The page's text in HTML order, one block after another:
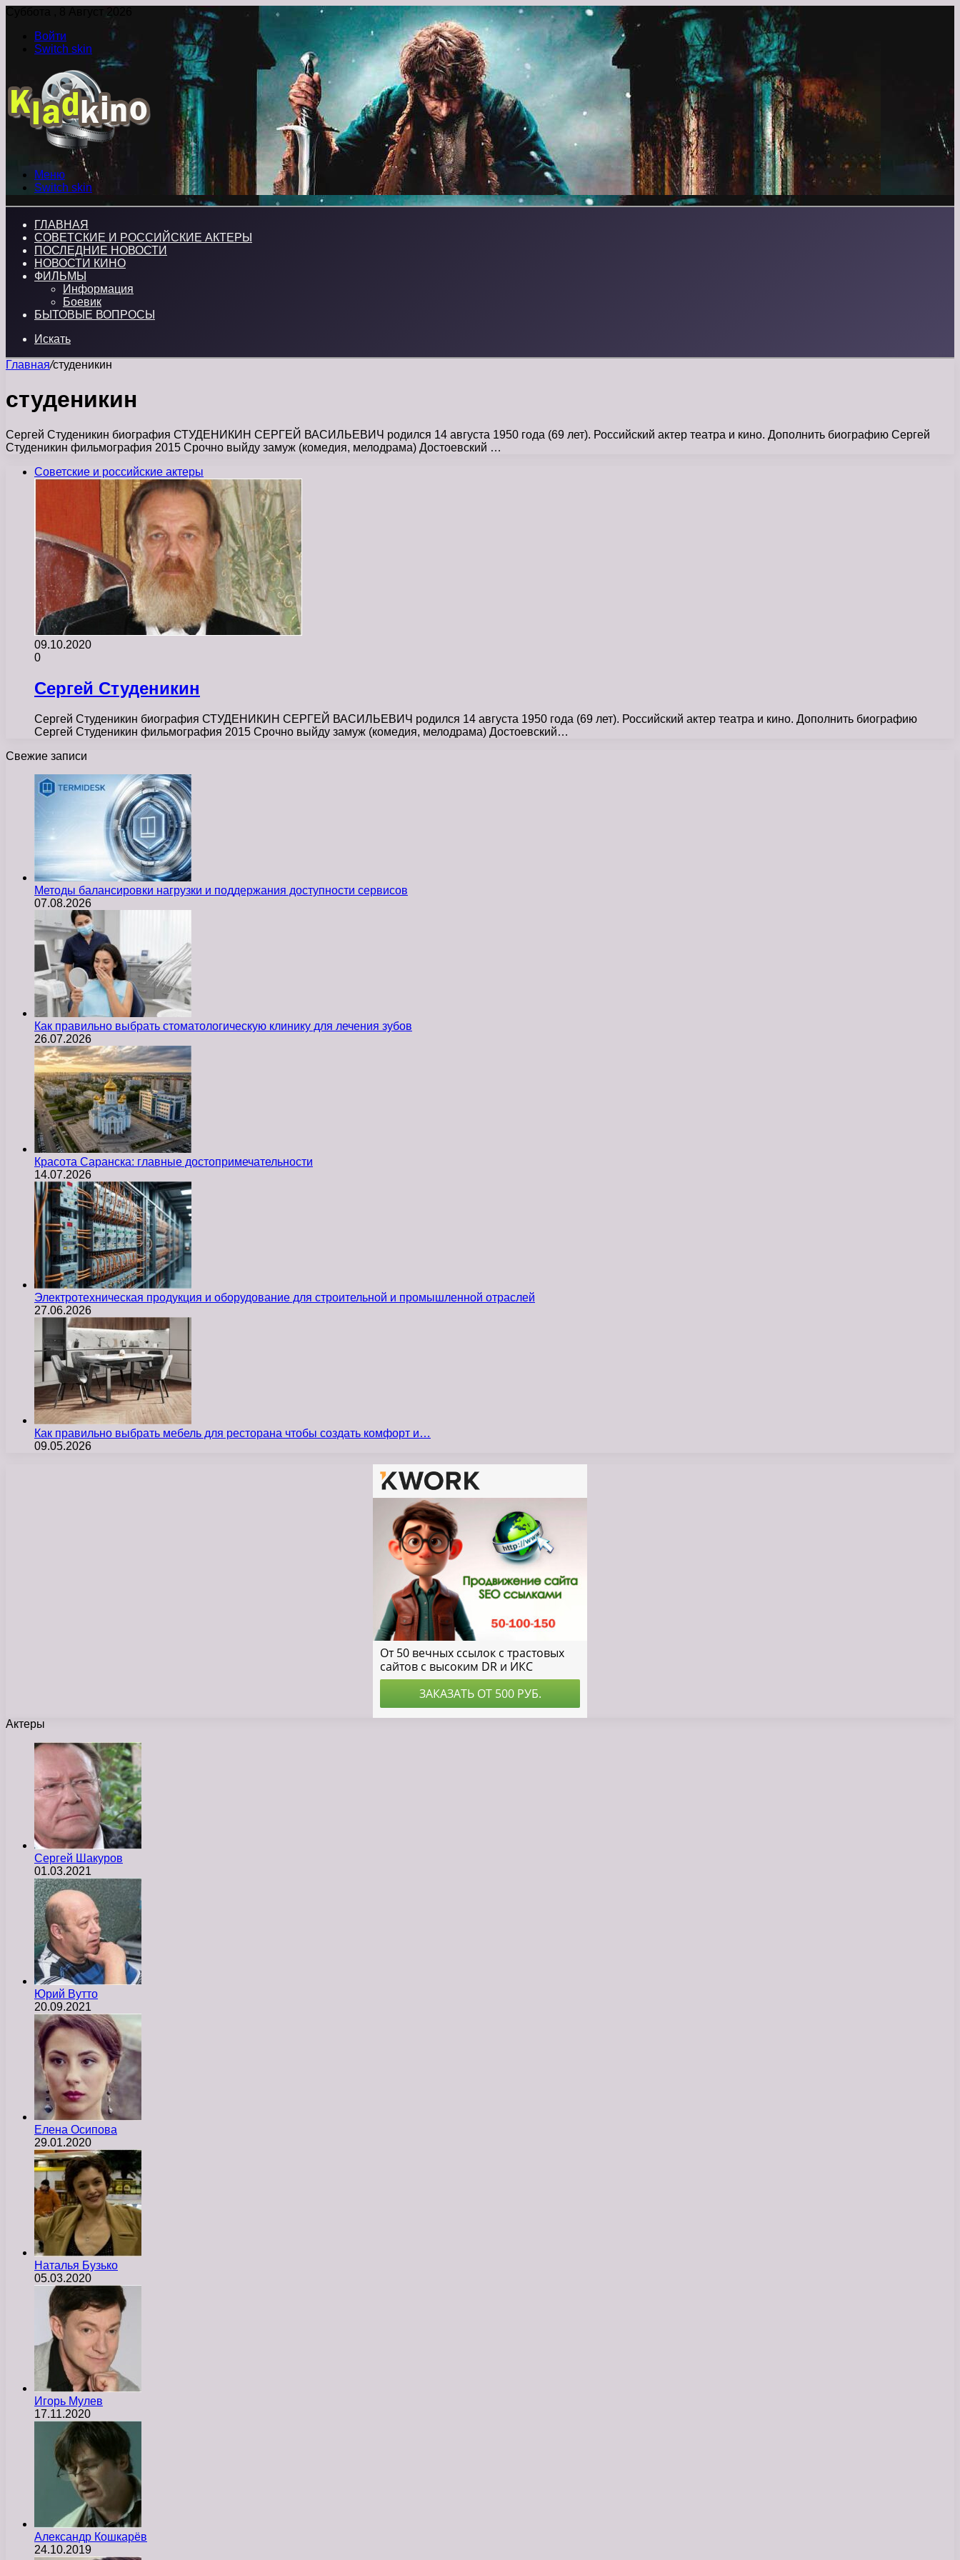
Суббота , 8 Август 2026
Войти
Switch skin
Меню
Switch skin
ГЛАВНАЯ
СОВЕТСКИЕ И РОССИЙСКИЕ АКТЕРЫ
ПОСЛЕДНИЕ НОВОСТИ
НОВОСТИ КИНО
ФИЛЬМЫ
Информация
Боевик
БЫТОВЫЕ ВОПРОСЫ
Искать
Главная/студеникин
студеникин
Сергей Студеникин биография СТУДЕНИКИН СЕРГЕЙ ВАСИЛЬЕВИЧ родился 14 августа 1950 года (69 лет). Российский актер театра и кино. Дополнить биографию Сергей
Студеникин фильмография 2015 Срочно выйду замуж (комедия, мелодрама) Достоевский …
Советские и российские актеры
09.10.2020
0
Сергей Студеникин
Сергей Студеникин биография СТУДЕНИКИН СЕРГЕЙ ВАСИЛЬЕВИЧ родился 14 августа 1950 года (69 лет). Российский актер театра и кино. Дополнить биографию
Сергей Студеникин фильмография 2015 Срочно выйду замуж (комедия, мелодрама) Достоевский…
Свежие записи
Методы балансировки нагрузки и поддержания доступности сервисов
07.08.2026
Как правильно выбрать стоматологическую клинику для лечения зубов
26.07.2026
Красота Саранска: главные достопримечательности
14.07.2026
Электротехническая продукция и оборудование для строительной и промышленной отраслей
27.06.2026
Как правильно выбрать мебель для ресторана чтобы создать комфорт и…
09.05.2026
Актеры
Сергей Шакуров
01.03.2021
Юрий Вутто
20.09.2021
Елена Осипова
29.01.2020
Наталья Бузько
05.03.2020
Игорь Мулев
17.11.2020
Александр Кошкарёв
24.10.2019